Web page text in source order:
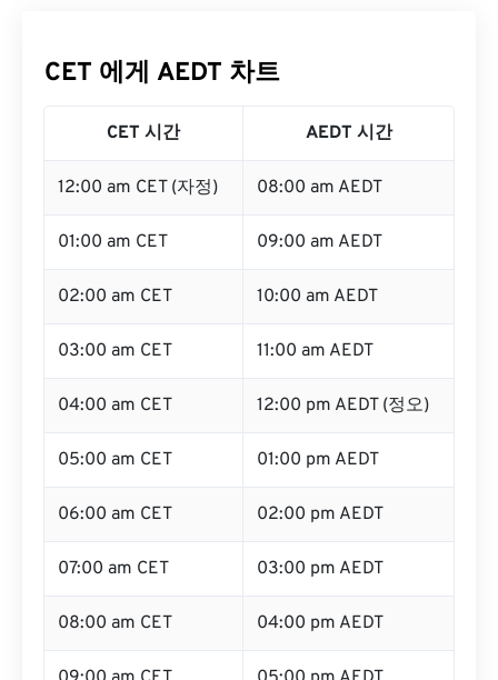
CET 에게 AEDT 차트
CET 시간 AEDT 시간
12:00 am CET (자정) 08:00 am AEDT
01:00 am CET 09:00 am AEDT
02:00 am CET 10:00 am AEDT
03:00 am CET 11:00 am AEDT
04:00 am CET 12:00 pm AEDT (정오)
05:00 am CET 01:00 pm AEDT
06:00 am CET 02:00 pm AEDT
07:00 am CET 03:00 pm AEDT
08:00 am CET 04:00 pm AEDT